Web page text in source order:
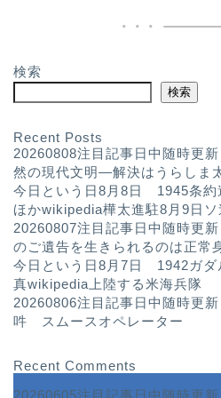
検索
検索
Recent Posts
20260808注目記事日中随時更
然の現代文明—解決はうらし
今日という日8月8日 1945条約
ほかwikipedia樺太進駐8月9日ソ
20260807注目記事日中随時更
のご遺告を生きられるのは正常
今日という日8月7日 1942ガダ
真wikipedia上陸する米海兵隊
20260806注目記事日中随時
吽 スムースオペレーター
Recent Comments